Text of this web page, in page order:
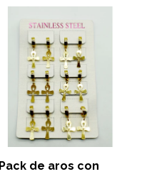
Pack de aros con